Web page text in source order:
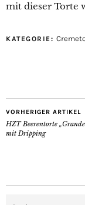
mit dieser Torte
KATEGORIE:
VORHERIGER ARTIKEL
HZT Beerentorte
mit Dripping